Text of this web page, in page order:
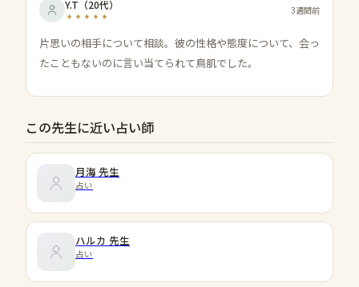
Y.T （20代） 3週間前
片思いの相手について相談。彼の性格や態度について、会っ
たこともないのに言い当てられて鳥肌でした。
この先生に近い占い師
月海 先生
占い
ハルカ 先生
占い